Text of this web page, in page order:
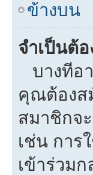
ข้างบน
จำเป็นต้
บางทีอ
คุณต้องส
สมาชิกจ
เช่น การ
เข้าร่วม